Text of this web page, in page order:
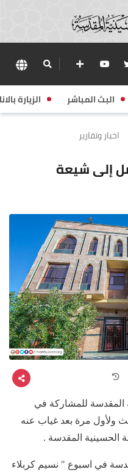
البث المباشر الزيارة
اخبار وتقارير
إلى شيعة
المقدسة للمشاركة في
ولأول مرة بعد غياب عنه
الحسينية المقدسة .
في اسبوع " نسيم كربلاء